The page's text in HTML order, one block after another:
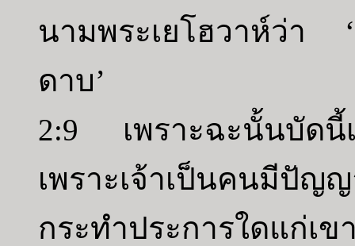
นามพระเยโฮวาห์ว่า ‘
ดาบ’
2:9 เพราะฉะนั้นบัดนี้เ
เพราะเจ้าเป็นคนมี
กระทำประการใดแก่